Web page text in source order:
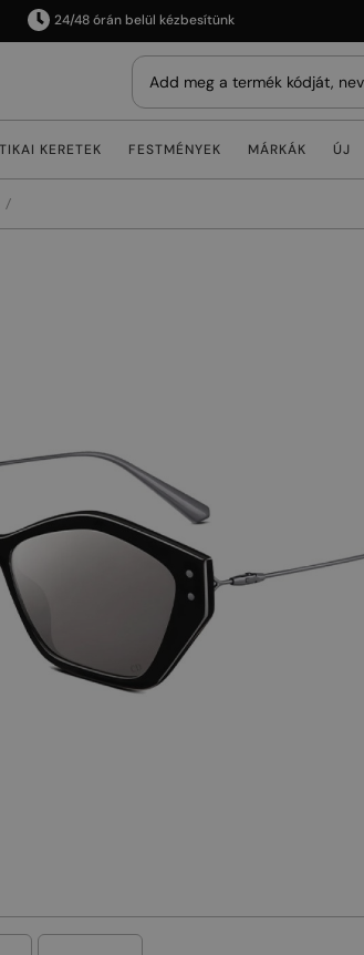
24/48 órán belül kézbesítünk
KERETEK FESTMÉNYEK MÁRKÁK ÚJ